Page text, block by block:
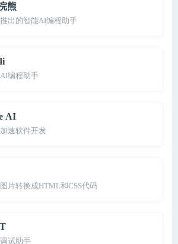
熊
出的智能AI编程助手
编程助手
AI
速软件开发
片转换成HTML和CSS代码
试助手